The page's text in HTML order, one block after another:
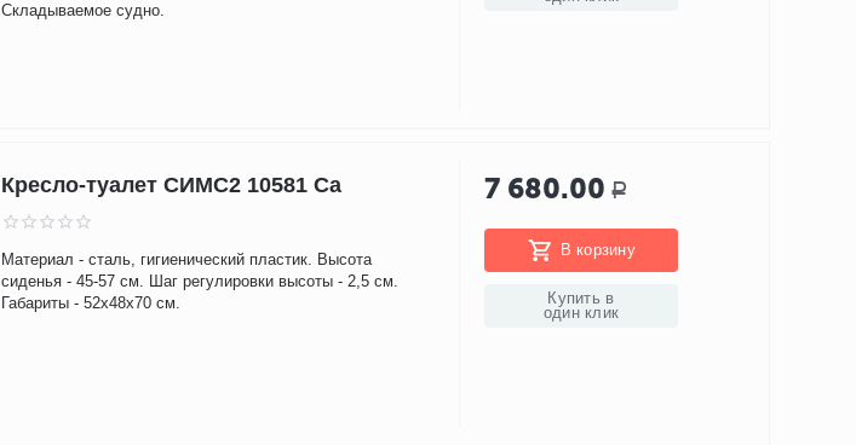
Складываемое судно.
Кресло-туалет СИМС2 10581 Ca
Материал - сталь, гигиенический пластик. Высота
сиденья - 45-57 см. Шаг регулировки высоты - 2,5 см.
Габариты - 52х48х70 см.
7 680.00 Р
В корзину
Купить в
один клик